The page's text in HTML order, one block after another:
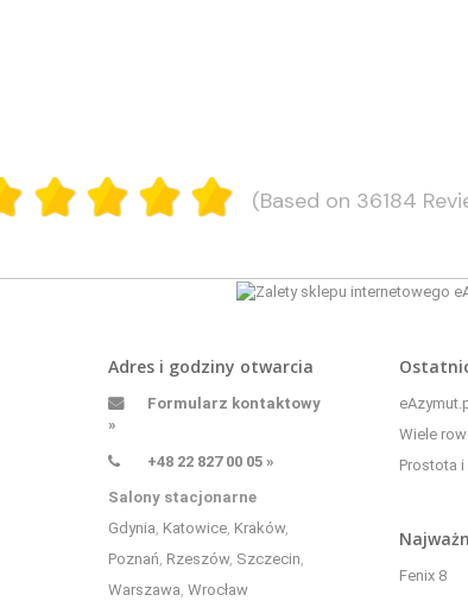
(Based on 36184
Adres i godziny otwarcia
Formularz kontaktowy
»
+48 22 827 00 05 »
Salony stacjonarne
Gdynia, Katowice, Kraków,
Poznań, Rzeszów, Szczecin,
Warszawa, Wrocław
Wiele
Prostota
Fenix 8